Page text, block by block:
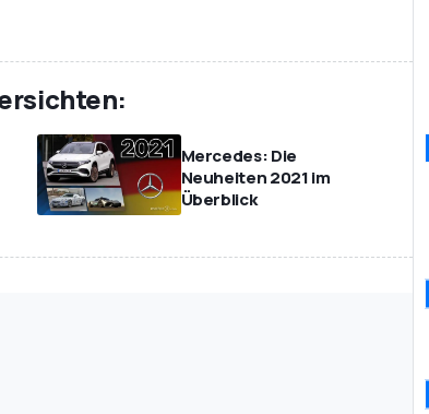
Mercedes: Die
Neuheiten 2021 im
Überblick